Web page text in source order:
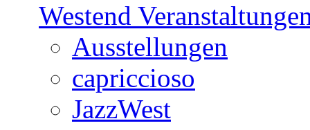
Westend
Ausstellungen
capriccioso
JazzWest